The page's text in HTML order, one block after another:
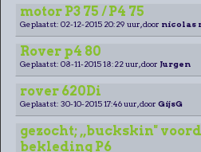
motor P3 75 / P4 75
Geplaatst: 02-12-2015 20:29 uur, door nicolas
Rover p4 80
Geplaatst: 08-11-2015 18:22 uur, door Jurgen
rover 620Di
Geplaatst: 30-10-2015 17:46 uur, door GijsG
gezocht; ,,buckskin"
bekleding P6